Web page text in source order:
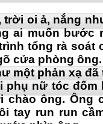
trời oi ả, nắng
ai muốn bước
tổng rà
cửa phòng ông.
một phản xạ
nữ tóc đốm
chào ông. Ông
tay run run